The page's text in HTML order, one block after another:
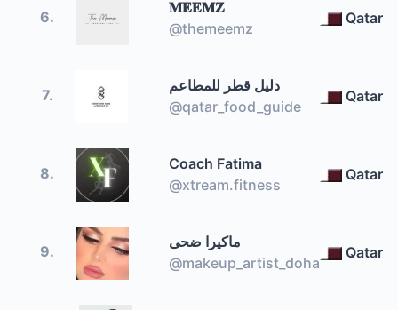
6.
𝐌𝐄𝐄𝐌𝐙
@themeemz
Qatar
7.
دليل قطر للمطاعم
@qatar_food_guide
Qatar
8.
Coach Fatima
@xtream.fitness
Qatar
9.
ماكيرا ضحى
@makeup_artist_doha
Qatar